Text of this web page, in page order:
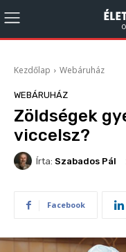
Kezdőlap Webáruház
WEBÁRUHÁZ
Zöldségek
viccelsz?
Írta: Szabados Pál
Facebook